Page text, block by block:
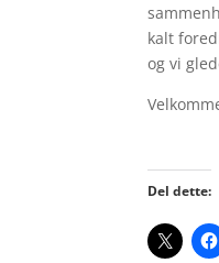
kalt
og vi
Del dette: